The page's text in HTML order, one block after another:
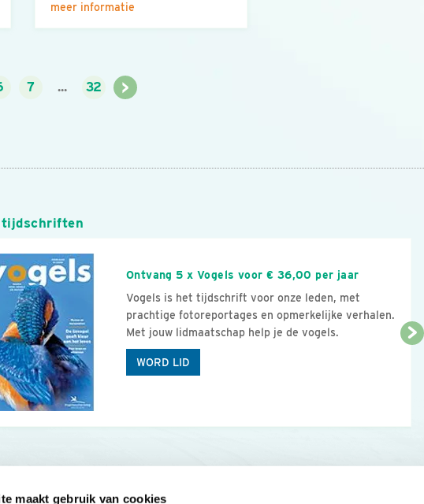
maakt gebruik van cookies
meer informatie
7 ... 32 >
tijdschriften
Ontvang 5 x Vogels voor € 36,00 per jaar
Vogels is het tijdschrift voor onze leden, met
prachtige fotoreportages en opmerkelijke verhalen.
Met jouw lidmaatschap help je de vogels.
WORD LID